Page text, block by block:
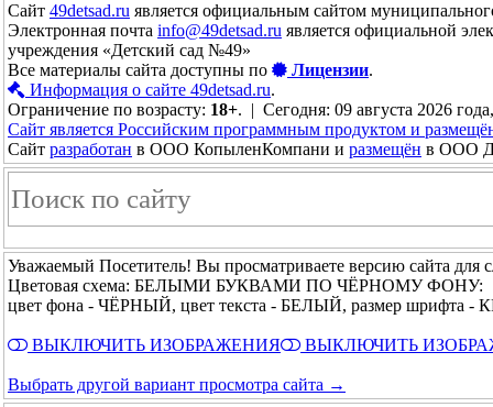
Сайт 49detsad.ru является официальным сайтом
Электронная почта info@49detsad.ru является официальной
учреждения «Детский сад №49»
Все материалы сайта доступны по
Лицензии.
Информация о сайте 49detsad.ru.
Ограничение по возрасту: 18+. | Сегодня: 09 августа 2026
Сайт является Российским программным продуктом и
Сайт разработан в ООО КопыленКомпани и размещён в ООО
Уважаемый Посетитель! Вы просматриваете версию сайта для
Цветовая схема: БЕЛЫМИ БУКВАМИ ПО ЧЁРНОМУ ФОНУ:
цвет фона - ЧЁРНЫЙ, цвет текста - БЕЛЫЙ, размер шрифта
ВЫКЛЮЧИТЬ ИЗОБРАЖЕНИЯ ВЫКЛЮЧИТЬ
Выбрать другой вариант просмотра сайта →